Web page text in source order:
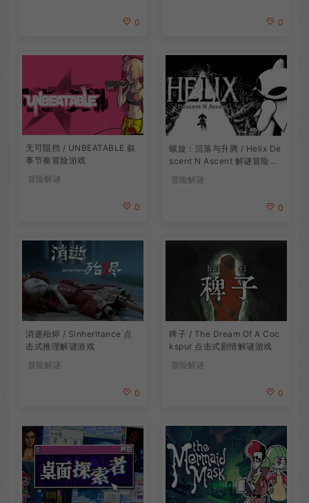
0 0
无可阻挡 / UNBEATABLE 叙
事节奏冒险游戏
冒险解谜
0
螺旋：沉落与升腾 / Helix De
scent N Ascent 解谜冒险游
冒险解谜
0
消逝殆烬 / Sinheritance 点
击式推理解谜游戏
冒险解谜
0
稗子 / The Dream Of A Coc
kspur 点击式剧情解谜游戏
冒险解谜
0